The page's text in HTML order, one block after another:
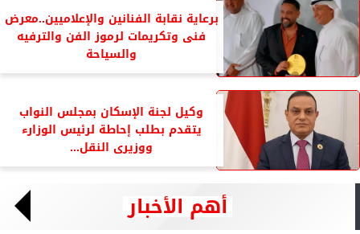
برعاية نقابة الفنانين والإعلاميين..معرض
فنى وتكريمات لرموز الفن والترفيه
والسياحة
وكيل لجنة الإسكان بمجلس النواب
يتقدم بطلب إحاطة لرئيس الوزارء
ووزيرى النقل...
أهم الأخبار